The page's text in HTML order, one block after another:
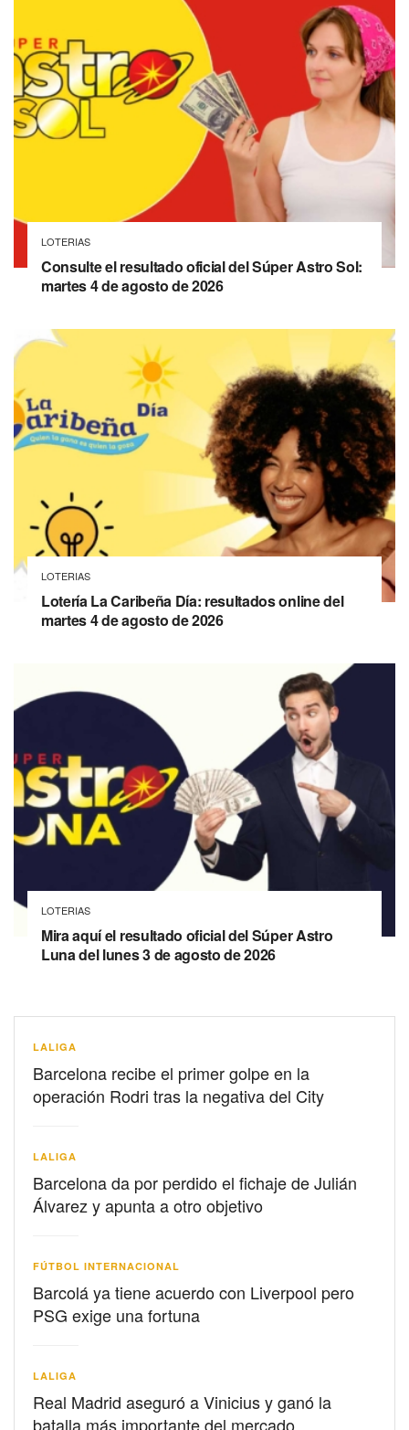
LOTERIAS
Consulte el resultado oficial del Súper Astro Sol:
martes 4 de agosto de 2026
LOTERIAS
Lotería La Caribeña Día: resultados online del
martes 4 de agosto de 2026
LOTERIAS
Mira aquí el resultado oficial del Súper Astro
Luna del lunes 3 de agosto de 2026
LALIGA
Barcelona recibe el primer golpe en la
operación Rodri tras la negativa del City
LALIGA
Barcelona da por perdido el fichaje de Julián
Álvarez y apunta a otro objetivo
FÚTBOL INTERNACIONAL
Barcolá ya tiene acuerdo con Liverpool pero
PSG exige una fortuna
LALIGA
Real Madrid aseguró a Vinicius y ganó la
batalla más importante del mercado